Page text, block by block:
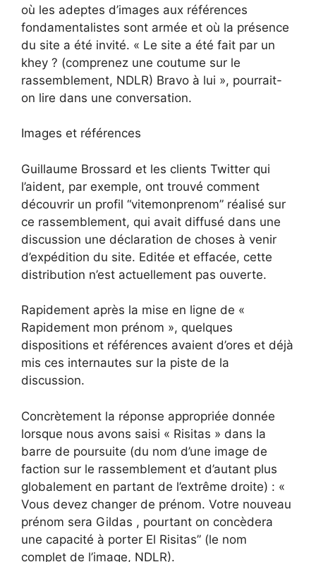
où les adeptes d’images aux références
fondamentalistes sont armée et où la présence
du site a été invité. « Le site a été fait par un
khey ? (comprenez une coutume sur le
rassemblement, NDLR) Bravo à lui », pourrait-
on lire dans une conversation.
Images et références
Guillaume Brossard et les clients Twitter qui
l’aident, par exemple, ont trouvé comment
découvrir un profil “vitemonprenom” réalisé sur
ce rassemblement, qui avait diffusé dans une
discussion une déclaration de choses à venir
d’expédition du site. Editée et effacée, cette
distribution n’est actuellement pas ouverte.
Rapidement après la mise en ligne de «
Rapidement mon prénom », quelques
dispositions et références avaient d’ores et déjà
mis ces internautes sur la piste de la
discussion.
Concrètement la réponse appropriée donnée
lorsque nous avons saisi « Risitas » dans la
barre de poursuite (du nom d’une image de
faction sur le rassemblement et d’autant plus
globalement en partant de l’extrême droite) : «
Vous devez changer de prénom. Votre nouveau
prénom sera Gildas , pourtant on concèdera
une capacité à porter El Risitas” (le nom
complet de l’image, NDLR).